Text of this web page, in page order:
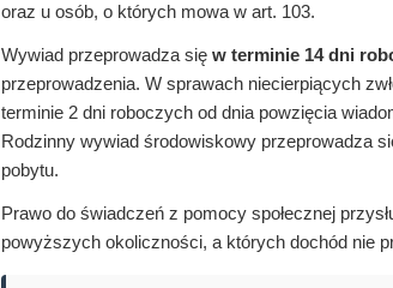
oraz u osób, o których mowa w art. 103.
Wywiad przeprowadza sięw terminie 14 dni
przeprowadzenia. W sprawach niecierpiących
terminie 2 dni roboczych od dnia powzięcia
Rodzinny wywiad środowiskowy przeprowadza
pobytu.
Prawo do świadczeń z pomocy społecznej
powyższych okoliczności, a których dochód nie